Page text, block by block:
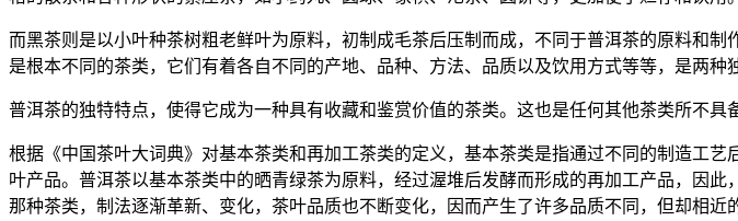
而黑茶则是以小叶种茶树粗老鲜叶为原料，初制成毛茶后压制而成，不同于普洱茶的原料和
是根本不同的茶类，它们有着各自不同的产地、品种、方法、品质以及饮用方式等等，是两种
普洱茶的独特特点，使得它成为一种具有收藏和鉴赏价值的茶类。这也是任何其他茶类所不
根据《中国茶叶大词典》对基本茶类和再加工茶类的定义，基本茶类是指通过不同的制造工
叶产品。普洱茶以基本茶类中的晒青绿茶为原料，经过渥堆后发酵而形成的再加工产品，因
那种茶类，制法逐渐革新、变化，茶叶品质也不断变化，因而产生了许多品质不同，但却相近